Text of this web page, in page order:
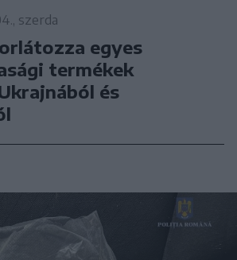
szerda
egyes
termékek
és